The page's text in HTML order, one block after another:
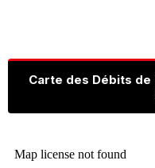
Carte des Débits